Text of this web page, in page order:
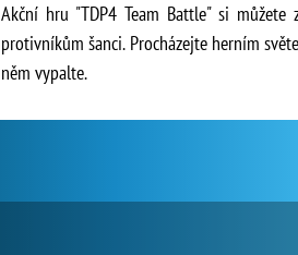
Akční hru "TDP4 Team Battle" si
protivníkům šanci. Procházejte herním
něm vypalte.